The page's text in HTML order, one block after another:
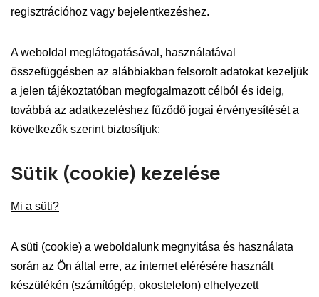
regisztrációhoz vagy bejelentkezéshez.
A weboldal meglátogatásával, használatával
összefüggésben az alábbiakban felsorolt adatokat kezeljük
a jelen tájékoztatóban megfogalmazott célból és ideig,
továbbá az adatkezeléshez fűződő jogai érvényesítését a
következők szerint biztosítjuk:
Sütik (cookie) kezelése
Mi a süti?
A süti (cookie) a weboldalunk megnyitása és használata
során az Ön által erre, az internet elérésére használt
készülékén (számítógép, okostelefon) elhelyezett